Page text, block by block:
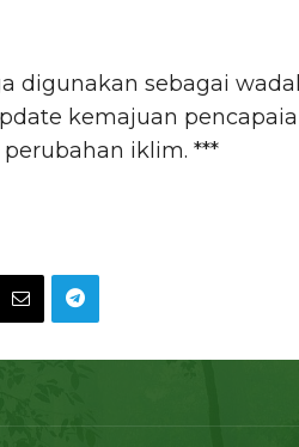
digunakan sebagai
kemajuan
iklim. ***